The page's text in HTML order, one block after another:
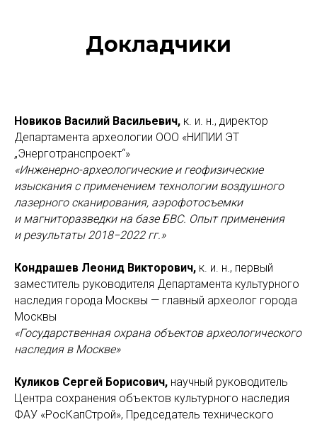
Докладчики
Новиков Василий Васильевич, к. и. н., директор
Департамента археологии ООО «НИПИИ ЭТ
„Энерготранспроект“»
«Инженерно-археологические и геофизические
изыскания с применением технологии воздушного
лазерного сканирования, аэрофотосъемки
и магниторазведки на базе БВС. Опыт применения
и результаты 2018−2022 гг.»
Кондрашев Леонид Викторович, к. и. н., первый
заместитель руководителя Департамента культурного
наследия города Москвы — главный археолог города
Москвы
«Государственная охрана объектов археологического
наследия в Москве»
Куликов Сергей Борисович, научный руководитель
Центра сохранения объектов культурного наследия
ФАУ «РосКапСтрой», Председатель технического